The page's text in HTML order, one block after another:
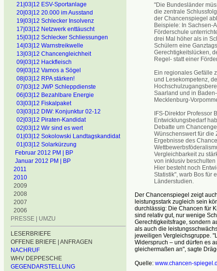
21|03|12 ESV-Sportanlage
20|03|12 20.000 im Ausstand
19|03|12 Schlecker Insolvenz
17|03|12 Netzwerk enttäuscht
15|03|12 Schlecker Schliessungen
14|03|12 Warnstreikwelle
13|03|12 Chancengleichheit
09|03|12 Hackfleisch
09|03|12 Vamos a Sögel
08|03|12 RPA stärken!
07|03|12 JWP Schleppdienste
06|03|12 Bezahlbare Energie
03|03|12 Fiskalpaket
03|03|12 DIW: Konjunktur 02-12
02|03|12 Piraten-Kandidat
02|03|12 Wir sind es wert
01|03|12 Sokolowski Landtagskandidat
01|03|12 Solarkürzung
Februar 2012 PM | BP
Januar 2012 PM | BP
2011
2010
2009
2008
2007
2006
PRESSE | UMZU
LESERBRIEFE
OFFENE BRIEFE | ANFRAGEN
NACHRUF
WHV DEPPESCHE
GEGENDARSTELLUNG
"Die Bundesländer
die zentrale
der Chancenspiegel
Beispiele: In Sachsen-
Förderschule
drei Mal höher als in
Schülern eine
Gerechtigkeitslücken,
Regel- statt einer
Ein regionales Gefälle
und Lesekompetenz,
Saarland und in
Mecklenburg-
IFS-Direktor Professor
Entwicklungsbedarf
Debatte um
Wünschenswert für die
Ergebnisse des
Vergleichbarkeit zu
von inklusiv
Hier besteht noch
Statistik", warb Bos für
Länderstudien.
Der Chancenspiegel zeigt
leistungsstark zugleich sein
durchlässig: Die Chancen für
sind relativ gut, nur wenige
Gerechtigkeitsfrage, sondern
als auch die
jeweiligen Vergleichsgruppe.
Widerspruch – und dürfen es
gleichermaßen an", sagte
Quelle: www.chancen-